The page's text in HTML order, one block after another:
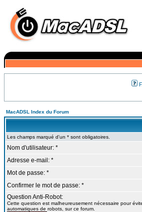
MacADSL Index du Forum
Les champs marqué d'un * sont obligatoires.
Nom d'utilisateur: *
Adresse e-mail: *
Mot de passe: *
Confirmer le mot de passe: *
Question Anti-Robot:
Cette question est malheureusement nécessaire pour
automatiques de robots, sur ce forum.